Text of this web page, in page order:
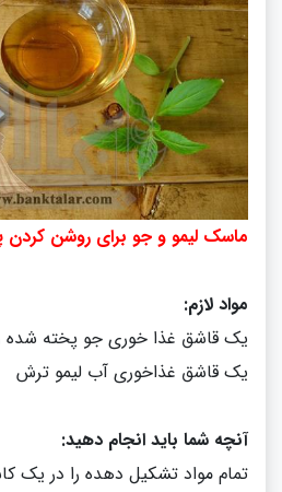
ماسک لیمو و جو برای روشن
مواد لازم:
یک قاشق غذا خوری جو پخته شده
یک قاشق غذاخوری آب لیمو ترش
آنچه شما باید انجام دهید:
تمام مواد تشکیل دهده را در یک